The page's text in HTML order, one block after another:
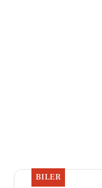
BILER